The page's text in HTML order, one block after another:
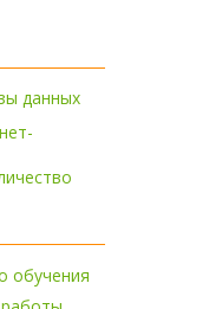
данных
обучения